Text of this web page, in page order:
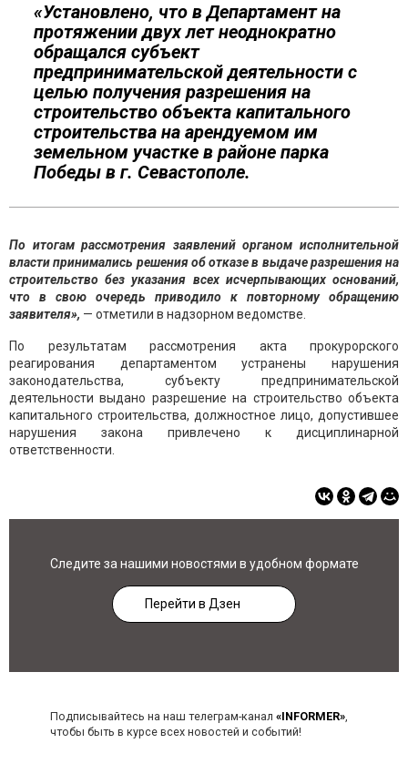
«Установлено, что в Департамент на
протяжении двух лет неоднократно
обращался субъект
предпринимательской деятельности с
целью получения разрешения на
строительство объекта капитального
строительства на арендуемом им
земельном участке в районе парка
Победы в г. Севастополе.
По итогам рассмотрения заявлений органом исполнительной
власти принимались решения об отказе в выдаче разрешения на
строительство без указания всех исчерпывающих оснований,
что в свою очередь приводило к повторному обращению
заявителя», — отметили в надзорном ведомстве.
По результатам рассмотрения акта прокурорского
реагирования департаментом устранены нарушения
законодательства, субъекту предпринимательской
деятельности выдано разрешение на строительство объекта
капитального строительства, должностное лицо, допустившее
нарушения закона привлечено к дисциплинарной
ответственности.
Следите за нашими новостями в удобном формате
Перейти в Дзен
Подписывайтесь на наш телеграм-канал «INFORMER»,
чтобы быть в курсе всех новостей и событий!